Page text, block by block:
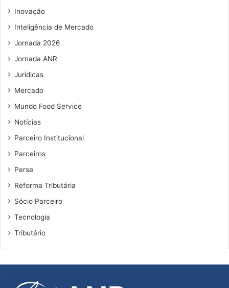
a
i
Inovação
Inteligência de Mercado
Jornada 2026
Jornada ANR
Jurídicas
Mercado
Mundo Food Service
Notícias
Parceiro Institucional
Parceiros
Perse
Reforma Tributária
Sócio Parceiro
Tecnologia
Tributário